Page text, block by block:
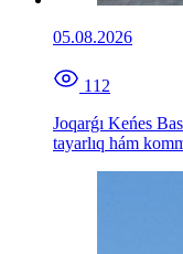
05.08.2026
112
Joqarǵı Keńes
tayarlıq hám